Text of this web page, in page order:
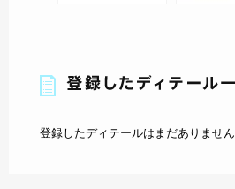
登録したディテールはまだありません